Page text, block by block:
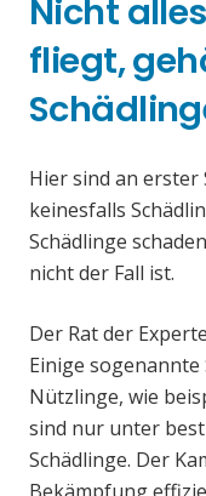
Nicht
fliegt,
Hier sind an erster
keinesfalls
Schädlinge
nicht der Fall ist.
Der Rat der
Einige
Nützlinge, wie
sind nur unter
Schädlinge. Der